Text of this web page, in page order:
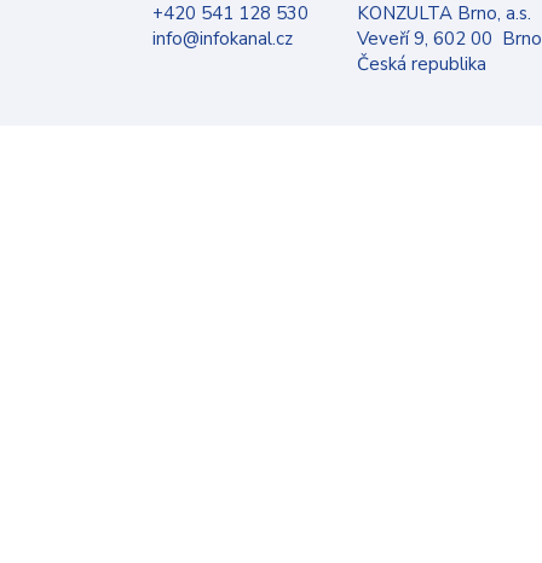
KONZULTA Brno, a.s.
Veveří 9, 602 00 Brno
Česká republika
+420 541 128 530
info@infokanal.cz